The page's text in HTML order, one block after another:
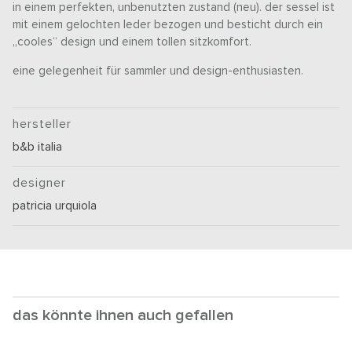
in einem perfekten, unbenutzten zustand (neu). der sessel ist
mit einem gelochten leder bezogen und besticht durch ein
„cooles“ design und einem tollen sitzkomfort.
eine gelegenheit für sammler und design-enthusiasten.
hersteller
b&b italia
designer
patricia urquiola
das könnte ihnen auch gefallen